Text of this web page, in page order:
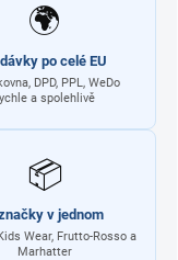
🌍
po celé EU
DPD, PPL, WeDo
a spolehlivě
📦
v jednom
Wear, Frutto-Rosso a
Marhatter